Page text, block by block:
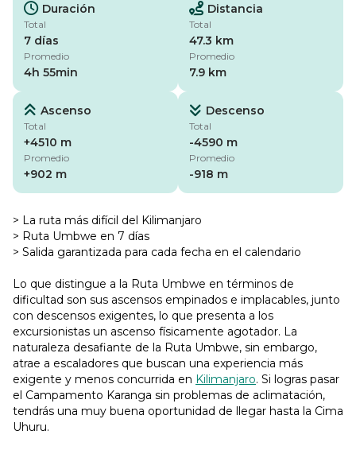
Duración
Total
7 días
Promedio
4h 55min
Distancia
Total
47.3 km
Promedio
7.9 km
Ascenso
Total
+4510 m
Promedio
+902 m
Descenso
Total
-4590 m
Promedio
-918 m
> La ruta más difícil del Kilimanjaro
> Ruta Umbwe en 7 días
> Salida garantizada para cada fecha en el calendario
Lo que distingue a la Ruta Umbwe en términos de
dificultad son sus ascensos empinados e implacables, junto
con descensos exigentes, lo que presenta a los
excursionistas un ascenso físicamente agotador. La
naturaleza desafiante de la Ruta Umbwe, sin embargo,
atrae a escaladores que buscan una experiencia más
exigente y menos concurrida en Kilimanjaro. Si logras pasar
el Campamento Karanga sin problemas de aclimatación,
tendrás una muy buena oportunidad de llegar hasta la Cima
Uhuru.